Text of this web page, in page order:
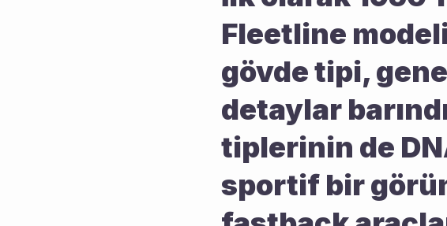
Fleetline
gövde tipi,
detaylar
tiplerinin de
sportif bir